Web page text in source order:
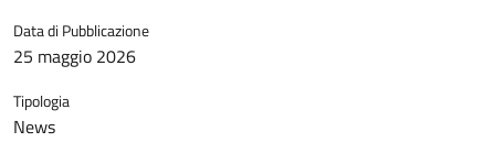
Data di Pubblicazione
25 maggio 2026
Tipologia
News